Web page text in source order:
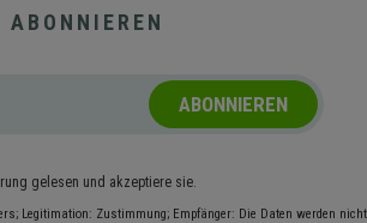
ABONNIEREN
ABONNIEREN
gelesen und akzeptiere sie.
Legitimation: Zustimmung; Empfänger: Die Daten werden